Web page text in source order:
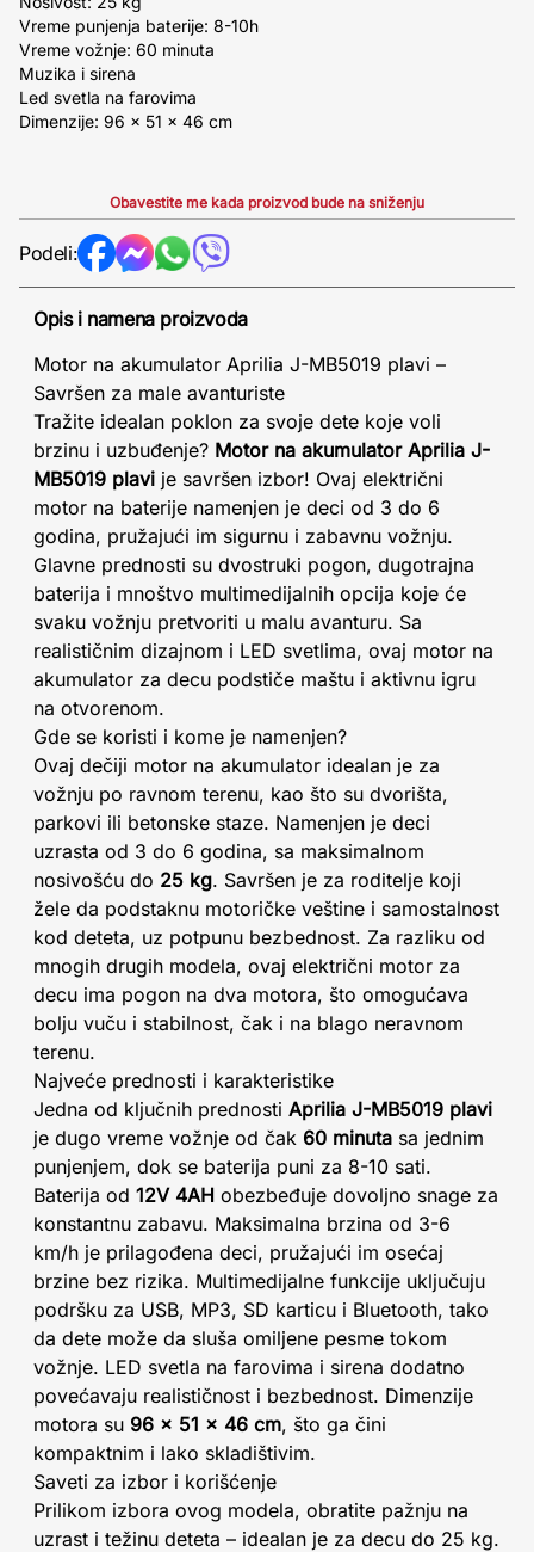
Vreme punjenja baterije: 8-10h
Vreme vožnje: 60 minuta
Muzika i sirena
Led svetla na farovima
Dimenzije: 96 × 51 × 46 cm
Obavestite me kada proizvod bude na sniženju
Podeli:
Opis i namena proizvoda
Motor na akumulator Aprilia J-MB5019 plavi –
Savršen za male avanturiste
Tražite idealan poklon za svoje dete koje voli
brzinu i uzbuđenje? Motor na akumulator Aprilia J-
MB5019 plavi je savršen izbor! Ovaj električni
motor na baterije namenjen je deci od 3 do 6
godina, pružajući im sigurnu i zabavnu vožnju.
Glavne prednosti su dvostruki pogon, dugotrajna
baterija i mnoštvo multimedijalnih opcija koje će
svaku vožnju pretvoriti u malu avanturu. Sa
realističnim dizajnom i LED svetlima, ovaj motor na
akumulator za decu podstiče maštu i aktivnu igru
na otvorenom.
Gde se koristi i kome je namenjen?
Ovaj dečiji motor na akumulator idealan je za
vožnju po ravnom terenu, kao što su dvorišta,
parkovi ili betonske staze. Namenjen je deci
uzrasta od 3 do 6 godina, sa maksimalnom
nosivošću do 25 kg. Savršen je za roditelje koji
žele da podstaknu motoričke veštine i samostalnost
kod deteta, uz potpunu bezbednost. Za razliku od
mnogih drugih modela, ovaj električni motor za
decu ima pogon na dva motora, što omogućava
bolju vuču i stabilnost, čak i na blago neravnom
terenu.
Najveće prednosti i karakteristike
Jedna od ključnih prednosti Aprilia J-MB5019 plavi
je dugo vreme vožnje od čak 60 minuta sa jednim
punjenjem, dok se baterija puni za 8-10 sati.
Baterija od 12V 4AH obezbeđuje dovoljno snage za
konstantnu zabavu. Maksimalna brzina od 3-6
km/h je prilagođena deci, pružajući im osećaj
brzine bez rizika. Multimedijalne funkcije uključuju
podršku za USB, MP3, SD karticu i Bluetooth, tako
da dete može da sluša omiljene pesme tokom
vožnje. LED svetla na farovima i sirena dodatno
povećavaju realističnost i bezbednost. Dimenzije
motora su 96 × 51 × 46 cm, što ga čini
kompaktnim i lako skladištivim.
Saveti za izbor i korišćenje
Prilikom izbora ovog modela, obratite pažnju na
uzrast i težinu deteta – idealan je za decu do 25 kg.